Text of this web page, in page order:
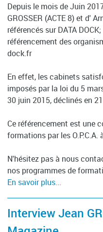
Depuis le mois de Juin
GROSSER (ACTE 8) et d'
référencés sur DATA
référencement des
dock.fr
En effet, les cabinets
imposés par la loi du 5
30 juin 2015, déclinés en
Ce référencement est une
formations par les
N'hésitez pas à nous
nos programmes de
En savoir plus...
Interview Jean